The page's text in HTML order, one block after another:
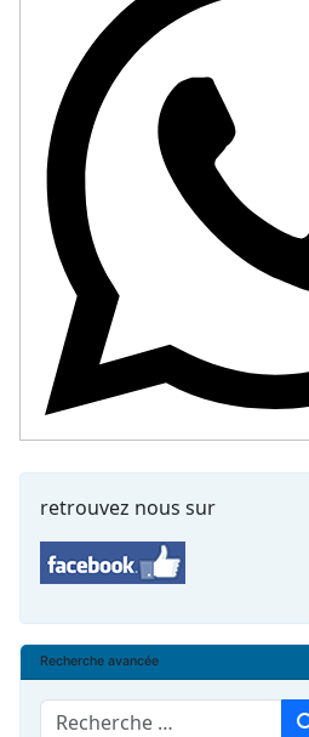
retrouvez nous sur
Recherche avancée
Rechercher